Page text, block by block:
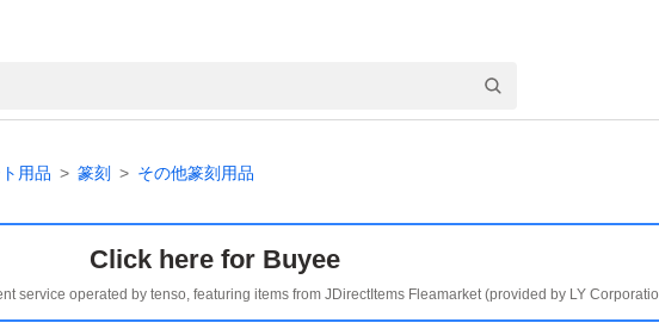
用品 篆刻 その他篆刻用品
Click here for Buyee
service operated by tenso, featuring items from JDirectItems Fleamarket (provided by LY